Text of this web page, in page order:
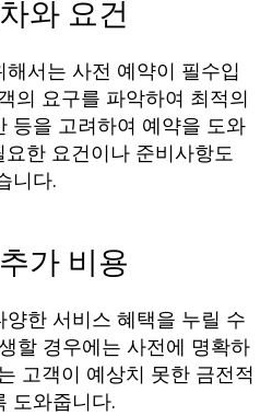
와 요건
서는 사전 예약이 필수입
의 요구를 파악하여 최적의
등을 고려하여 예약을 도와
한 요건이나 준비사항도
니다.
가 비용
한 서비스 혜택을 누릴 수
할 경우에는 사전에 명확하
고객이 예상치 못한 금전적
도와줍니다.